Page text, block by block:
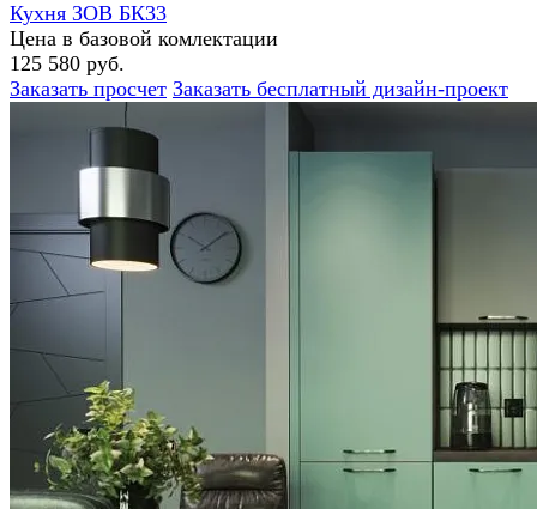
Кухня ЗОВ БК33
Цена в базовой комлектации
125 580 руб.
Заказать просчет Заказать бесплатный дизайн-проект